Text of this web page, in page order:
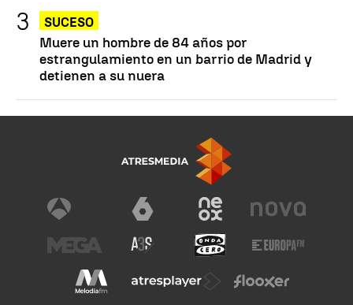
SUCESO
Muere un hombre de 84 años por
estrangulamiento en un barrio de Madrid y
detienen a su nuera